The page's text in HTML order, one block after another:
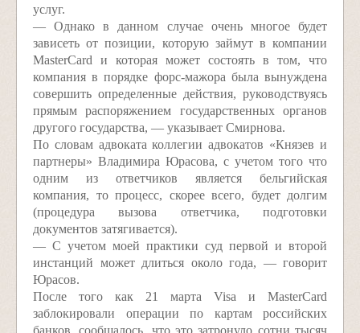
услуг.
— Однако в данном случае очень многое будет
зависеть от позиции, которую займут в компании
MasterCard и которая может состоять в том, что
компания в порядке форс-мажора была вынуждена
совершить определенные действия, руководствуясь
прямым распоряжением государственных органов
другого государства, — указывает Смирнова.
По словам адвоката коллегии адвокатов «Князев и
партнеры» Владимира Юрасова, с учетом того что
одним из ответчиков является бельгийская
компания, то процесс, скорее всего, будет долгим
(процедура вызова ответчика, подготовки
документов затягивается).
— С учетом моей практики суд первой и второй
инстанций может длиться около года, — говорит
Юрасов.
После того как 21 марта Visa и MasterCard
заблокировали операции по картам российских
банков, сообщалось, что это затронуло сотни тысяч